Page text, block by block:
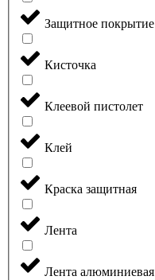
Защитное покрытие
Кисточка
Клеевой пистолет
Клей
Краска защитная
Лента
Лента алюминиевая